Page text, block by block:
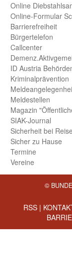
Online
Online-Formular
Barriere­freiheit
Bürger­telefon
Call­center
ID Austria
Kriminal­prävention
Meld­estellen
Magazin
SIAK-Journal
Sicherheit bei
Sicher zu Hause
Termine
Vereine
©
RSS |